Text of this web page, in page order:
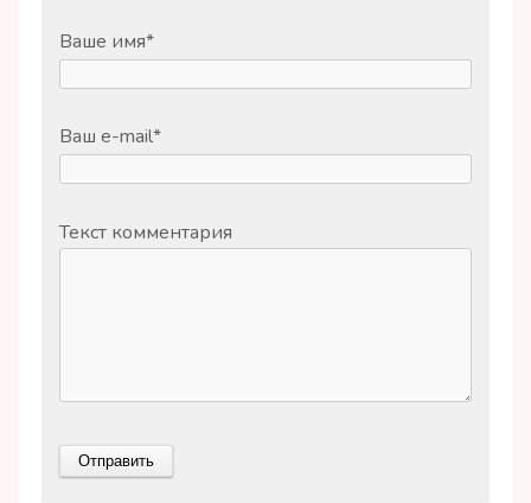
Ваше имя*
Ваш e-mail*
Текст комментария